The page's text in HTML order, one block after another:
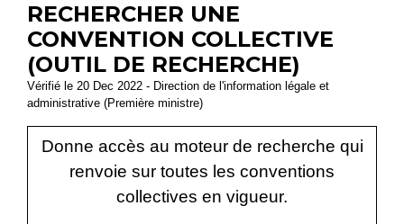
RECHERCHER UNE
CONVENTION COLLECTIVE
(OUTIL DE RECHERCHE)
Vérifié le 20 Dec 2022 - Direction de l'information légale et
administrative (Première ministre)
Donne accès au moteur de recherche qui
renvoie sur toutes les conventions
collectives en vigueur.